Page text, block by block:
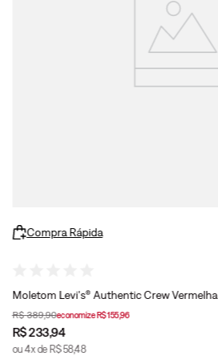
Compra Rápida
Moletom Levi's® Authentic Crew Vermelha
R$ 389,90economizeR$155,96
R$233,94
ou4x de R$ 58,48